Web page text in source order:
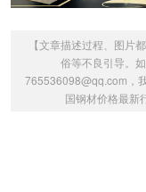
【文章描述过程、图片
俗等不良引导。
765536098@qq.com，
国钢材价格最新